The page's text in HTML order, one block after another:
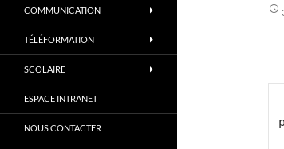
COMMUNICATION
TÉLÉFORMATION
SCOLAIRE
ESPACE INTRANET
NOUS CONTACTER